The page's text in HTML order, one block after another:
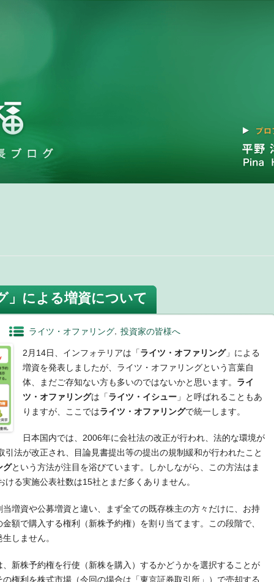
」による増資について
ライツ・オファリング 投資家の皆様へ
2月14日、インフォテリアは「ライツ・オファリング」による
増資を発表しましたが、ライツ・オファリングという言葉自
体、まだご存知ない方も多いのではないかと思います。 ライ
ツ・オファリングは「ライツ・イシュー 」と呼ばれることもあ
りますが、ここではライツ・オファリングで統一します。
日本国内では、2006年に会社法の改正が行われ、法的な環境が
法が改正され、目論見書提出等の提出の規制緩和が行われたこと
グという方法が注目を浴びています。しかしながら、この方法はま
る実施公表社数は15社とまだ多くありません。
当増資や公募増資と違い、まず全ての既存株主の方々だけに、お持
額で購入する権利（新株予約権）を割り当てます。この段階で、
しません。
新株予約権を行使（新株を購入）するかどうかを選択することが
権利を株式市場（今回の場合は「東京証券取引所」）で売却する